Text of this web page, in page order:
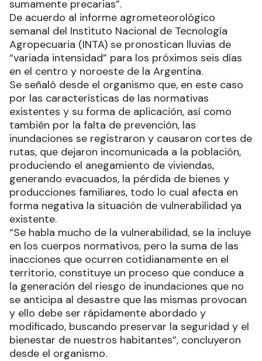
sumamente precarias”.
De acuerdo al informe agrometeorológico
semanal del Instituto Nacional de Tecnología
Agropecuaria (INTA) se pronostican lluvias de
“variada intensidad” para los próximos seis días
en el centro y noroeste de la Argentina.
Se señaló desde el organismo que, en este caso
por las características de las normativas
existentes y su forma de aplicación, así como
también por la falta de prevención, las
inundaciones se registraron y causaron cortes de
rutas, que dejaron incomunicada a la población,
produciendo el anegamiento de viviendas,
generando evacuados, la pérdida de bienes y
producciones familiares, todo lo cual afecta en
forma negativa la situación de vulnerabilidad ya
existente.
“Se habla mucho de la vulnerabilidad, se la incluye
en los cuerpos normativos, pero la suma de las
inacciones que ocurren cotidianamente en el
territorio, constituye un proceso que conduce a
la generación del riesgo de inundaciones que no
se anticipa al desastre que las mismas provocan
y ello debe ser rápidamente abordado y
modificado, buscando preservar la seguridad y el
bienestar de nuestros habitantes”, concluyeron
desde el organismo.